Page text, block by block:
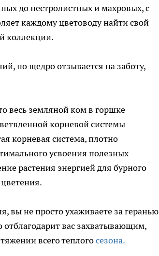
до пестролистных и махровых, с
каждому цветоводу найти свой
коллекции.
но щедро отзывается на заботу,
весь земляной ком в горшке
корневой системы
корневая система, плотно
усвоения полезных
растения энергией для бурного
вы не просто ухаживаете за геранью
вас захватывающим,
всего теплогосезона.